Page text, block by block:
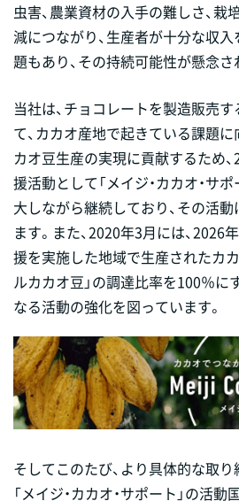
虫害、農業資材の入手の難しさ、
減につながり、生産者が十分な収
題もあり、その持続可能性が懸念さ
当社は、チョコレートを製造販売
て、カカオ産地で起きている課題に
カオ豆生産の実現に貢献するため
援活動として「メイジ・カカオ・サ
大しながら継続しており、その活
ます。また、2020年3月には、2026
援を実施した地域で生産されたカ
ルカカオ豆」の調達比率を100％に
なる活動の強化を図っています。
そしてこのたび、より具体的な取り
「メイジ・カカオ・サポート」の活動